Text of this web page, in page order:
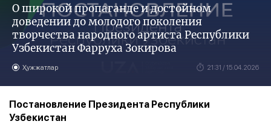
О широкой пропаганде и достойном
доведении до молодого поколения
творчества народного артиста Республики
Узбекистан Фарруха Зокирова
Ҳужжатлар 21:31 / 15.04.2026
Постановление Президента Республики
Узбекистан